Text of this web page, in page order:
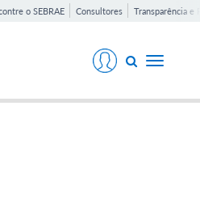
o SEBRAE Consultores Transparência e
Toggle